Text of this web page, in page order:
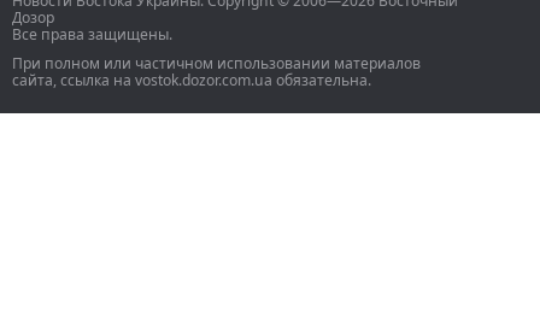
Дозор
Все права защищены.
При полном или частичном использовании материалов
сайта, ссылка на vostok.dozor.com.ua обязательна.